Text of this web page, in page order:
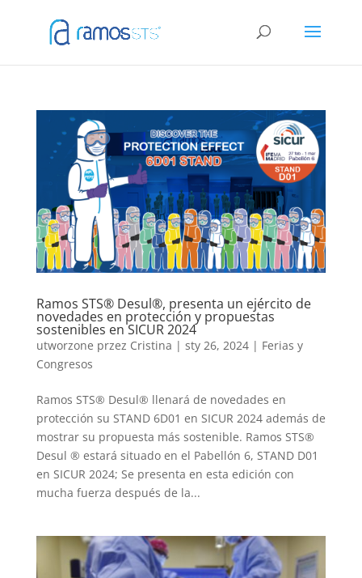
Ramos STS® Desul®, presenta un ejército de
novedades en protección y propuestas
sostenibles en SICUR 2024
utworzone przez Cristina | sty 26, 2024| Ferias y
Congresos
Ramos STS® Desul® llenará de novedades en
protección su STAND 6D01 en SICUR 2024 además de
mostrar su propuesta más sostenible. Ramos STS®
Desul ® estará situado en el Pabellón 6, STAND D01
en SICUR 2024; Se presenta en esta edición con
mucha fuerza después de la...